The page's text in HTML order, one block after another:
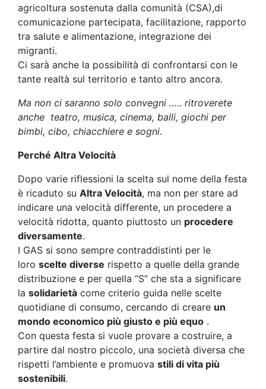
agricoltura sostenuta dalla comunità (CSA),di
comunicazione partecipata, facilitazione, rapporto
tra salute e alimentazione, integrazione dei
migranti.
Ci sarà anche la possibilità di confrontarsi con le
tante realtà sul territorio e tanto altro ancora.
Ma non ci saranno solo convegni ….. ritroverete
anche teatro, musica, cinema, balli, giochi per
bimbi, cibo, chiacchiere e sogni.
Perché Altra Velocità
Dopo varie riflessioni la scelta sul nome della festa
è ricaduto su Altra Velocità, ma non per stare ad
indicare una velocità differente, un procedere a
velocità ridotta, quanto piuttosto un procedere
diversamente.
I GAS si sono sempre contraddistinti per le
loro scelte diverse rispetto a quelle della grande
distribuzione e per quella “S” che sta a significare
la solidarietà come criterio guida nelle scelte
quotidiane di consumo, cercando di creare un
mondo economico più giusto e più equo .
Con questa festa si vuole provare a costruire, a
partire dal nostro piccolo, una società diversa che
rispetti l’ambiente e promuova stili di vita più
sostenibili.